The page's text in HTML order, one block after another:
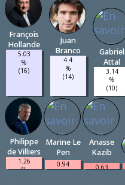
François
Hollande
5.03
%
(16)
Juan
Branco
4.4
%
(14)
Gabriel
Attal
3.14
%
(10)
Philippe
de Villiers
1.26
%
Marine Le
Pen
0.94
%
Anasse
Kazib
0.63